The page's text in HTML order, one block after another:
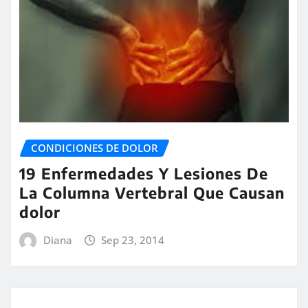
CONDICIONES DE DOLOR
19 Enfermedades Y Lesiones De
La Columna Vertebral Que Causan
dolor
Diana Sep 23, 2014